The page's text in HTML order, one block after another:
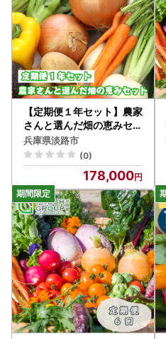
【定期便１年セット】農家
さんと選んだ畑の恵みセッ
ト 野菜詰め合わせ
兵庫県淡路市
(0)
178,000